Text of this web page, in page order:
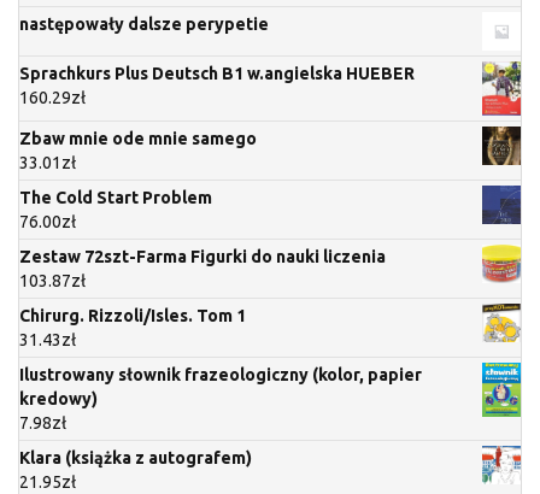
następowały dalsze perypetie
Sprachkurs Plus Deutsch B1 w.angielska HUEBER
160.29zł
Zbaw mnie ode mnie samego
33.01 zł
The Cold Start Problem
76.00zł
Zestaw 72szt-Farma Figurki do nauki liczenia
103.87zł
Chirurg. Rizzoli/Isles. Tom 1
31.43zł
Ilustrowany słownik frazeologiczny (kolor, papier
kredowy)
7.98zł
Klara (książka z autografem)
21.95zł